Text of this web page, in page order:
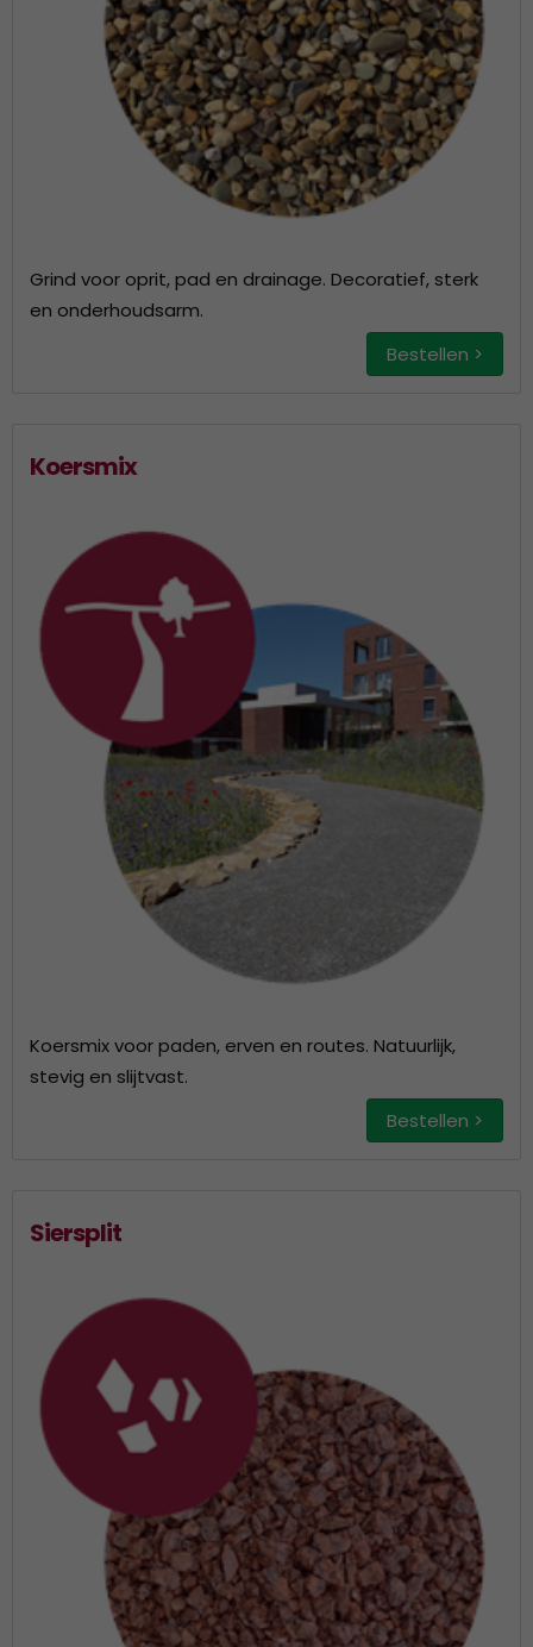
Grind voor oprit, pad en drainage. Decoratief, sterk
en onderhoudsarm.
Bestellen >
Koersmix
Koersmix voor paden, erven en routes. Natuurlijk,
stevig en slijtvast.
Bestellen >
Siersplit